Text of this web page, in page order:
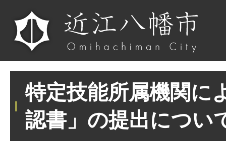
特定技能所属機関に
認書」の提出につい